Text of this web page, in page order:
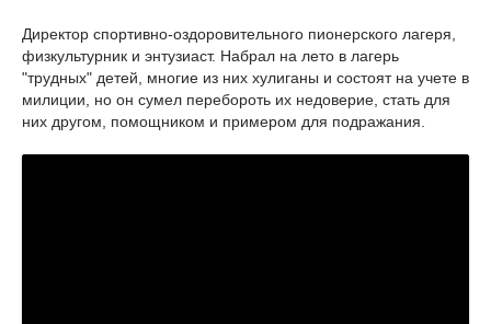
Директор спортивно-оздоровительного пионерского лагеря,
физкультурник и энтузиаст. Набрал на лето в лагерь
"трудных" детей, многие из них хулиганы и состоят на учете в
милиции, но он сумел перебороть их недоверие, стать для
них другом, помощником и примером для подражания.